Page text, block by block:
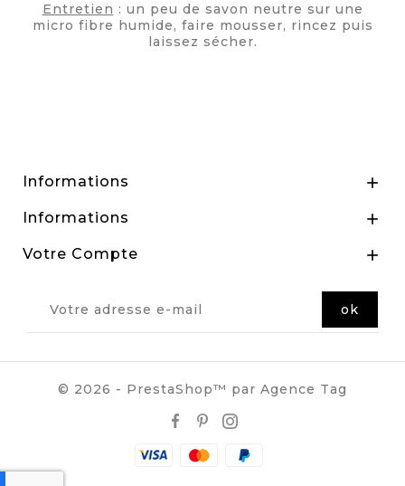
Entretien : un peu de savon neutre sur une
micro fibre humide, faire mousser, rincez puis
laissez sécher.
Informations 
Informations 
Votre Compte 
© 2026 - PrestaShop™ par Agence Tag